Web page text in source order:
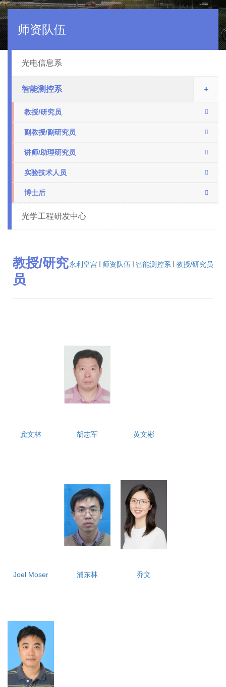
师资队伍
光电信息系
智能测控系 +
教授/研究员
副教授/副研究员
讲师/助理研究员
实验技术人员
博士后
光学工程研发中心
永利皇宫 师资队伍 智能测控系 教授/研究员
教授/研究
员
龚文林 胡志军 黄文彬
Joel Moser 浦东林 乔文